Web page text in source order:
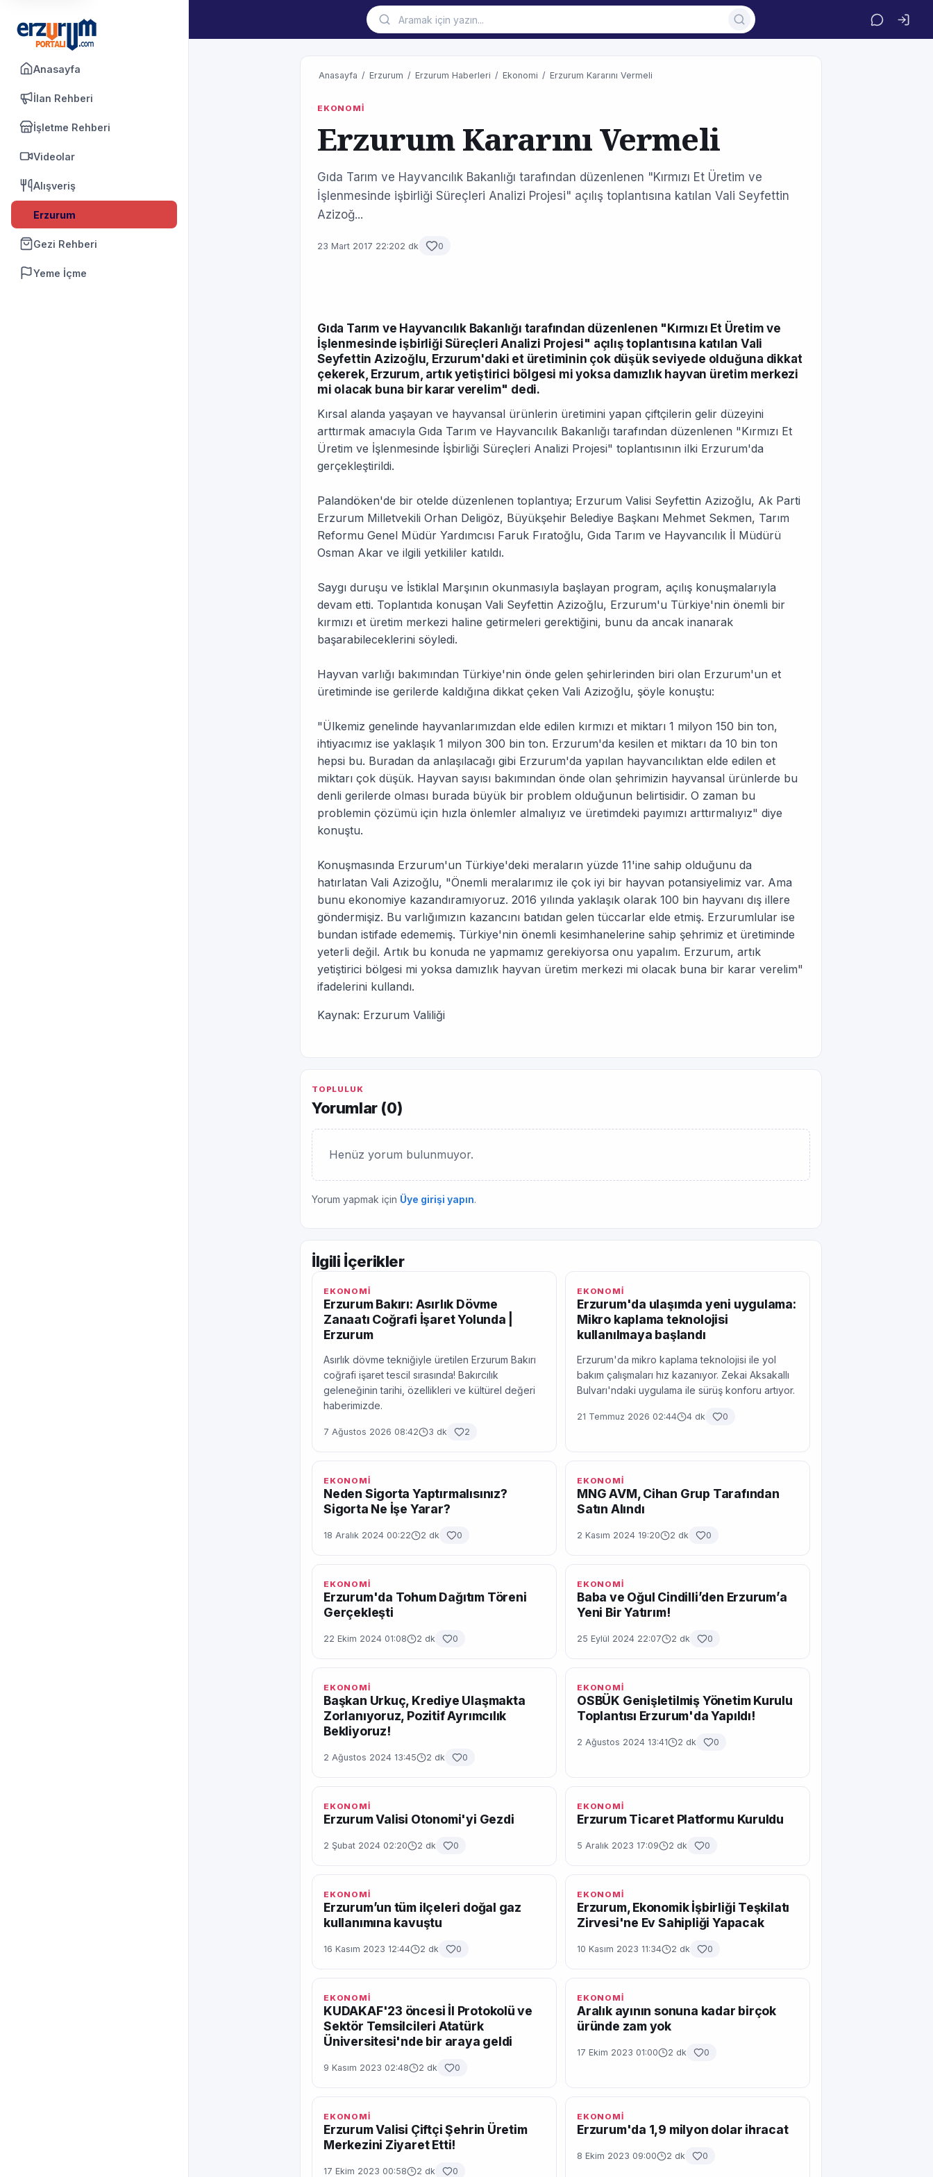
Anasayfa
İlan Rehberi
İşletme Rehberi
Videolar
Alışveriş
Erzurum
Gezi Rehberi
Yeme İçme
Anasayfa / Erzurum / Erzurum Haberleri / Ekonomi / Erzurum Kararını Vermeli
EKONOMİ
Erzurum Kararını Vermeli
Gıda Tarım ve Hayvancılık Bakanlığı tarafından düzenlenen "Kırmızı Et Üretim ve
İşlenmesinde işbirliği Süreçleri Analizi Projesi" açılış toplantısına katılan Vali Seyfettin
Azizoğ...
23 Mart 2017 22:202 dk 0
Gıda Tarım ve Hayvancılık Bakanlığı tarafından düzenlenen "Kırmızı Et Üretim ve
İşlenmesinde işbirliği Süreçleri Analizi Projesi" açılış toplantısına katılan Vali
Seyfettin Azizoğlu, Erzurum'daki et üretiminin çok düşük seviyede olduğuna dikkat
çekerek, Erzurum, artık yetiştirici bölgesi mi yoksa damızlık hayvan üretim merkezi
mi olacak buna bir karar verelim" dedi.
Kırsal alanda yaşayan ve hayvansal ürünlerin üretimini yapan çiftçilerin gelir düzeyini
arttırmak amacıyla Gıda Tarım ve Hayvancılık Bakanlığı tarafından düzenlenen "Kırmızı Et
Üretim ve İşlenmesinde İşbirliği Süreçleri Analizi Projesi" toplantısının ilki Erzurum'da
gerçekleştirildi.
Palandöken'de bir otelde düzenlenen toplantıya; Erzurum Valisi Seyfettin Azizoğlu, Ak Parti
Erzurum Milletvekili Orhan Deligöz, Büyükşehir Belediye Başkanı Mehmet Sekmen, Tarım
Reformu Genel Müdür Yardımcısı Faruk Fıratoğlu, Gıda Tarım ve Hayvancılık İl Müdürü
Osman Akar ve ilgili yetkililer katıldı.
Saygı duruşu ve İstiklal Marşının okunmasıyla başlayan program, açılış konuşmalarıyla
devam etti. Toplantıda konuşan Vali Seyfettin Azizoğlu, Erzurum'u Türkiye'nin önemli bir
kırmızı et üretim merkezi haline getirmeleri gerektiğini, bunu da ancak inanarak
başarabileceklerini söyledi.
Hayvan varlığı bakımından Türkiye'nin önde gelen şehirlerinden biri olan Erzurum'un et
üretiminde ise gerilerde kaldığına dikkat çeken Vali Azizoğlu, şöyle konuştu:
"Ülkemiz genelinde hayvanlarımızdan elde edilen kırmızı et miktarı 1 milyon 150 bin ton,
ihtiyacımız ise yaklaşık 1 milyon 300 bin ton. Erzurum'da kesilen et miktarı da 10 bin ton
hepsi bu. Buradan da anlaşılacağı gibi Erzurum'da yapılan hayvancılıktan elde edilen et
miktarı çok düşük. Hayvan sayısı bakımından önde olan şehrimizin hayvansal ürünlerde bu
denli gerilerde olması burada büyük bir problem olduğunun belirtisidir. O zaman bu
problemin çözümü için hızla önlemler almalıyız ve üretimdeki payımızı arttırmalıyız" diye
konuştu.
Konuşmasında Erzurum'un Türkiye'deki meraların yüzde 11'ine sahip olduğunu da
hatırlatan Vali Azizoğlu, "Önemli meralarımız ile çok iyi bir hayvan potansiyelimiz var. Ama
bunu ekonomiye kazandıramıyoruz. 2016 yılında yaklaşık olarak 100 bin hayvanı dış illere
göndermişiz. Bu varlığımızın kazancını batıdan gelen tüccarlar elde etmiş. Erzurumlular ise
bundan istifade edememiş. Türkiye'nin önemli kesimhanelerine sahip şehrimiz et üretiminde
yeterli değil. Artık bu konuda ne yapmamız gerekiyorsa onu yapalım. Erzurum, artık
yetiştirici bölgesi mi yoksa damızlık hayvan üretim merkezi mi olacak buna bir karar verelim"
ifadelerini kullandı.
Kaynak: Erzurum Valiliği
TOPLULUK
Yorumlar (0)
Henüz yorum bulunmuyor.
Yorum yapmak için Üye girişi yapın.
İlgili İçerikler
EKONOMİ
Erzurum Bakırı: Asırlık Dövme
Zanaatı Coğrafi İşaret Yolunda |
Erzurum
Asırlık dövme tekniğiyle üretilen Erzurum Bakırı
coğrafi işaret tescil sırasında! Bakırcılık
geleneğinin tarihi, özellikleri ve kültürel değeri
haberimizde.
7 Ağustos 2026 08:42 3 dk 2
EKONOMİ
Erzurum'da ulaşımda yeni uygulama:
Mikro kaplama teknolojisi
kullanılmaya başlandı
Erzurum'da mikro kaplama teknolojisi ile yol
bakım çalışmaları hız kazanıyor. Zekai Aksakallı
Bulvarı'ndaki uygulama ile sürüş konforu artıyor.
21 Temmuz 2026 02:44 4 dk 0
EKONOMİ
Neden Sigorta Yaptırmalısınız?
Sigorta Ne İşe Yarar?
18 Aralık 2024 00:22 2 dk 0
EKONOMİ
MNG AVM, Cihan Grup Tarafından
Satın Alındı
2 Kasım 2024 19:20 2 dk 0
EKONOMİ
Erzurum'da Tohum Dağıtım Töreni
Gerçekleşti
22 Ekim 2024 01:08 2 dk 0
EKONOMİ
Baba ve Oğul Cindilli’den Erzurum’a
Yeni Bir Yatırım!
25 Eylül 2024 22:07 2 dk 0
EKONOMİ
Başkan Urkuç, Krediye Ulaşmakta
Zorlanıyoruz, Pozitif Ayrımcılık
Bekliyoruz!
2 Ağustos 2024 13:45 2 dk 0
EKONOMİ
OSBÜK Genişletilmiş Yönetim Kurulu
Toplantısı Erzurum'da Yapıldı!
2 Ağustos 2024 13:41 2 dk 0
EKONOMİ
Erzurum Valisi Otonomi'yi Gezdi
2 Şubat 2024 02:20 2 dk 0
EKONOMİ
Erzurum Ticaret Platformu Kuruldu
5 Aralık 2023 17:09 2 dk 0
EKONOMİ
Erzurum’un tüm ilçeleri doğal gaz
kullanımına kavuştu
16 Kasım 2023 12:44 2 dk 0
EKONOMİ
Erzurum, Ekonomik İşbirliği Teşkilatı
Zirvesi'ne Ev Sahipliği Yapacak
10 Kasım 2023 11:34 2 dk 0
EKONOMİ
KUDAKAF'23 öncesi İl Protokolü ve
Sektör Temsilcileri Atatürk
Üniversitesi'nde bir araya geldi
9 Kasım 2023 02:48 2 dk 0
EKONOMİ
Aralık ayının sonuna kadar birçok
üründe zam yok
17 Ekim 2023 01:00 2 dk 0
EKONOMİ
Erzurum Valisi Çiftçi Şehrin Üretim
Merkezini Ziyaret Etti!
17 Ekim 2023 00:58 2 dk 0
EKONOMİ
Erzurum'da 1,9 milyon dolar ihracat
8 Ekim 2023 09:00 2 dk 0